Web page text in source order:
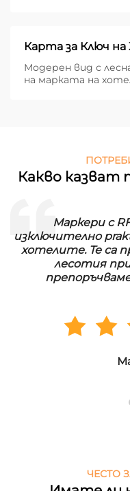
Карта за Ключ
Модерен вид с
на марката на
Какво казват
Маркери с
изключително
хотелите. Те са
лесотия
ЧЕСТО